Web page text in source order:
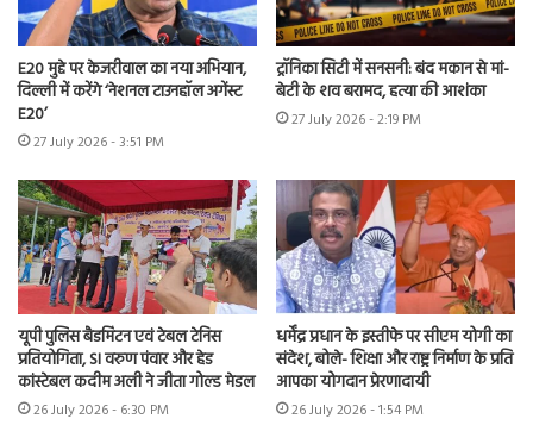
E20 मुद्दे पर केजरीवाल का नया अभियान,
दिल्ली में करेंगे ‘नेशनल टाउनहॉल अगेंस्ट
E20’
27 July 2026 - 3:51 PM
ट्रॉनिका सिटी में सनसनी: बंद मकान से मां-
बेटी के शव बरामद, हत्या की आशंका
27 July 2026 - 2:19 PM
यूपी पुलिस बैडमिंटन एवं टेबल टेनिस
प्रतियोगिता, SI वरुण पंवार और हेड
कांस्टेबल कदीम अली ने जीता गोल्ड मेडल
26 July 2026 - 6:30 PM
धर्मेंद्र प्रधान के इस्तीफे पर सीएम योगी का
संदेश, बोले- शिक्षा और राष्ट्र निर्माण के प्रति
आपका योगदान प्रेरणादायी
26 July 2026 - 1:54 PM